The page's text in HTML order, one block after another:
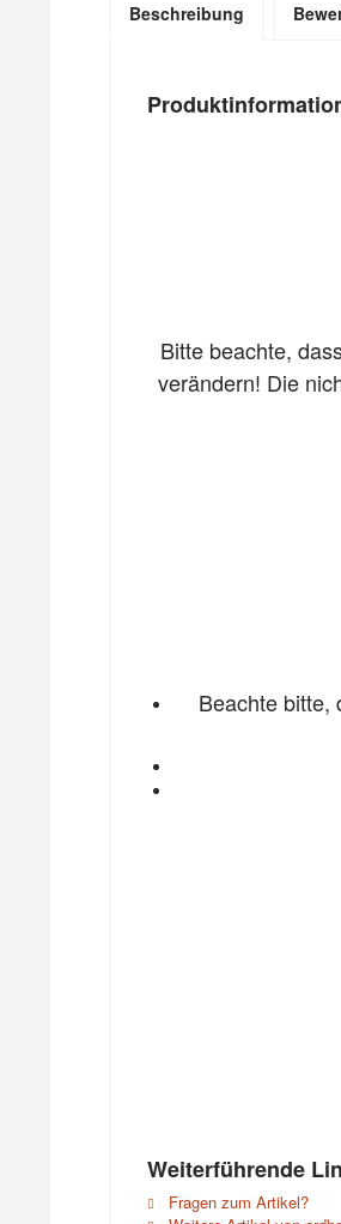
Beschreibung
Bitte beachte,
verändern! Die
Beachte bitte,
Weiterführende
Fragen zum Artikel?